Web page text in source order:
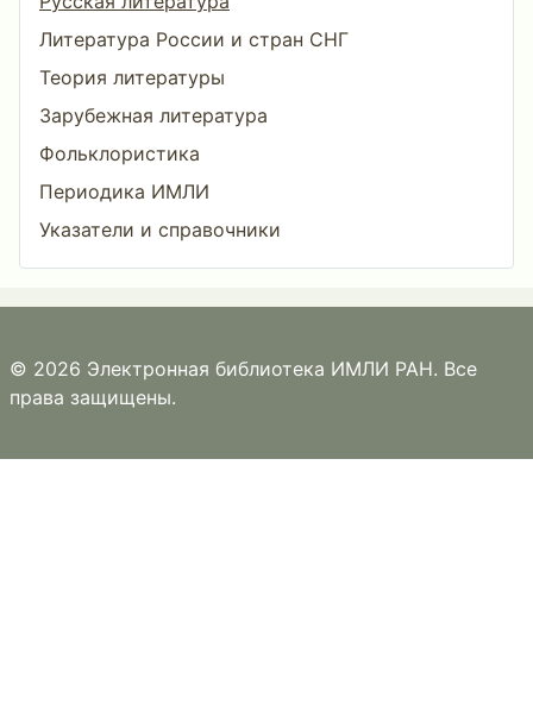
Литература России и стран СНГ
Теория литературы
Зарубежная литература
Фольклористика
Периодика ИМЛИ
Указатели и справочники
© 2026 Электронная библиотека ИМЛИ РАН. Все
права защищены.